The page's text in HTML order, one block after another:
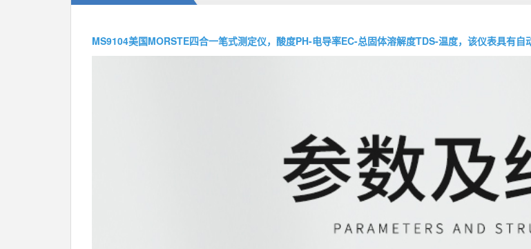
MS9104美国MORSTE四合一笔式测定仪，酸度PH-电导率EC-总固体溶解度TDS-温度，该仪表具有自